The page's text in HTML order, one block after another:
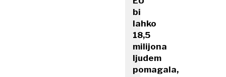
bi
lahko
18,5
milijona
ljudem
pomagala,